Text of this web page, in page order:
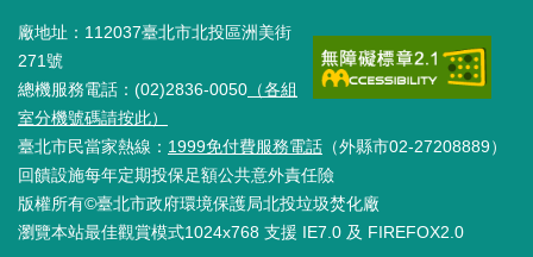
廠地址：112037臺北市北投區洲美街
271號
總機服務電話：(02)2836-0050 （各組
室分機號碼請按此）
臺北市民當家熱線： 1999免付費服務電話 （外縣市02-27208889）
回饋設施每年定期投保足額公共意外責任險
版權所有©臺北市政府環境保護局北投垃圾焚化廠
瀏覽本站最佳觀賞模式1024x768 支援 IE7.0 及 FIREFOX2.0